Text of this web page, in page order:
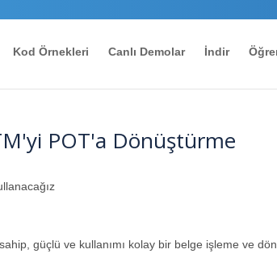
Kod Örnekleri Canlı Demolar İndir
POT'a Dönüştürme
güçlü ve kullanımı kolay bir belge işleme ve